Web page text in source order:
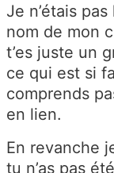
Je n’étais
nom de mon
t’es juste un
ce qui est si
comprends
en lien.
En revanche
tu n’as pas